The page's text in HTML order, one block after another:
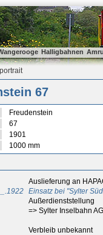
Halligbahnen
67
Freudenstein
67
1901
1000 mm
Auslieferung an
Einsatz bei "Sylter
Außerdienststellung
=> Sylter Inselbahn
Verbleib unbekannt